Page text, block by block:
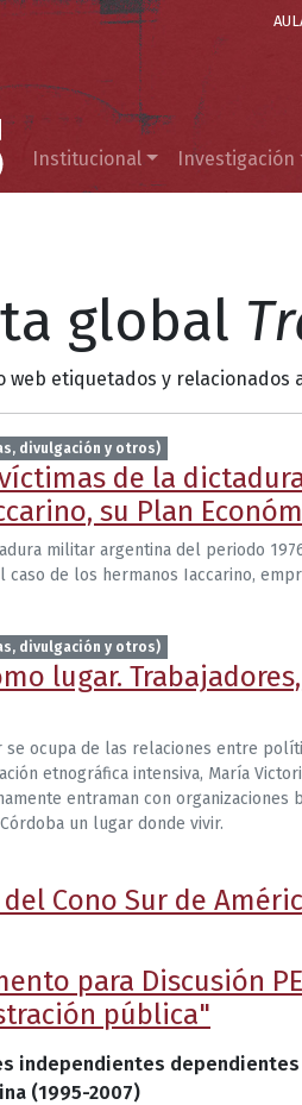
Institucional Investigación
global
web etiquetados y relacionados
divulgación y otros)
de la
su Plan
militar argentina del periodo
caso de los hermanos Iaccarino,
divulgación y otros)
lugar.
ocupa de las relaciones entre
etnográfica intensiva, María
entraman con
un lugar donde vivir.
Cono Sur de
para Discusión
pública"
independientes
(1995-2007)